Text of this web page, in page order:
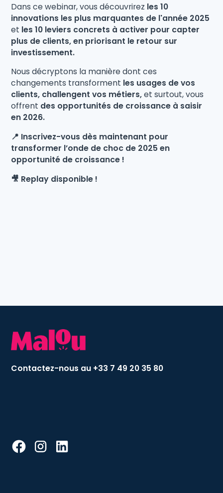
Dans ce webinar, vous découvrirez les 10
innovations les plus marquantes de l'année 2025
et les 10 leviers concrets à activer pour capter
plus de clients, en priorisant le retour sur
investissement.
Nous décryptons la manière dont ces
changements transforment les usages de vos
clients, challengent vos métiers,et surtout, vous
offrent des opportunités de croissance à saisir
en 2026.
📍 Inscrivez-vous dès maintenant pour
transformer l’onde de choc de 2025 en
opportunité de croissance !
🎥 Replay disponible !
Contactez-nous au +33 7 49 20 35 80